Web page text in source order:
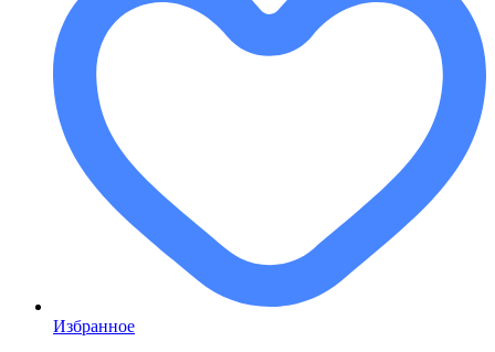
Избранное